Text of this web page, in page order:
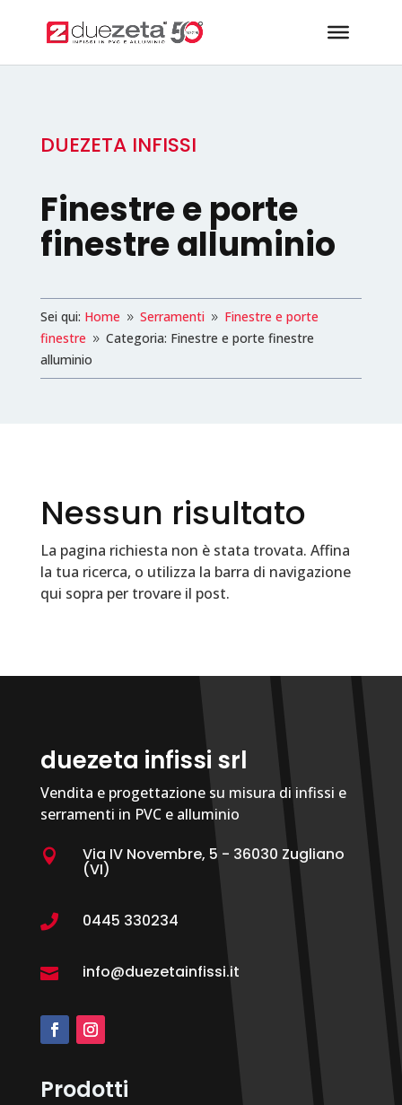
DUEZETA INFISSI
Finestre e porte
finestre alluminio
Sei qui: Home 9 Serramenti 9 Finestre e porte
finestre
9 Categoria: Finestre e porte finestre
alluminio
Nessun risultato
La pagina richiesta non è stata trovata. Affina
la tua ricerca, o utilizza la barra di navigazione
qui sopra per trovare il post.
duezeta infissi srl
Vendita e progettazione su misura di infissi e
serramenti in PVC e alluminio
 Via IV Novembre, 5 - 36030 Zugliano
(VI)
 0445 330234
 info@duezetainfissi.it
Prodotti